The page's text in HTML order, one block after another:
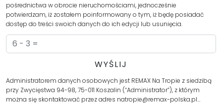
pośrednictwa w obrocie nieruchomościami, jednocześnie
potwierdzam, iż zostałem poinformowany o tym, iż będę posiadać
dostęp do treści swoich danych do ich edycji lub usunięcia.
Administratorem danych osobowych jest REMAX Na Tropie z siedzibą
przy Zwycięstwa 94-98, 75-011 Koszalin (“Administrator”), z którym
można się skontaktować przez adres natropie@remax-polska.pl…